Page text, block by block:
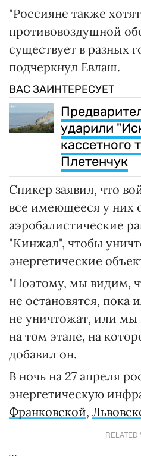
"Россияне также
противовоздушной
существует в разных
подчеркнул Евлаш.
ВАС ЗАИНТЕРЕСУЕТ
ударили
кассетного
Плетенчук
Спикер заявил, что
все имеющееся у них
аэробалистические
"Кинжал", чтобы
энергетические
"Поэтому, мы видим,
не остановятся, пока
не уничтожат, или мы
на том этапе, на
добавил он.
В ночь на 27 апреля
энергетическую
Франковской,
RELATED